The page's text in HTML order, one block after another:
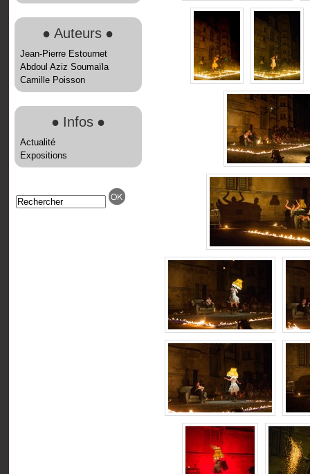
● Auteurs ●
Jean-Pierre Estournet
Abdoul Aziz Soumaïla
Camille Poisson
● Infos ●
Actualité
Expositions